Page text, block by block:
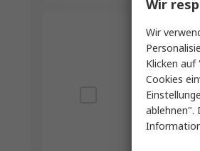
Wir
Wir
Klicken
Cookies
ablehnen".